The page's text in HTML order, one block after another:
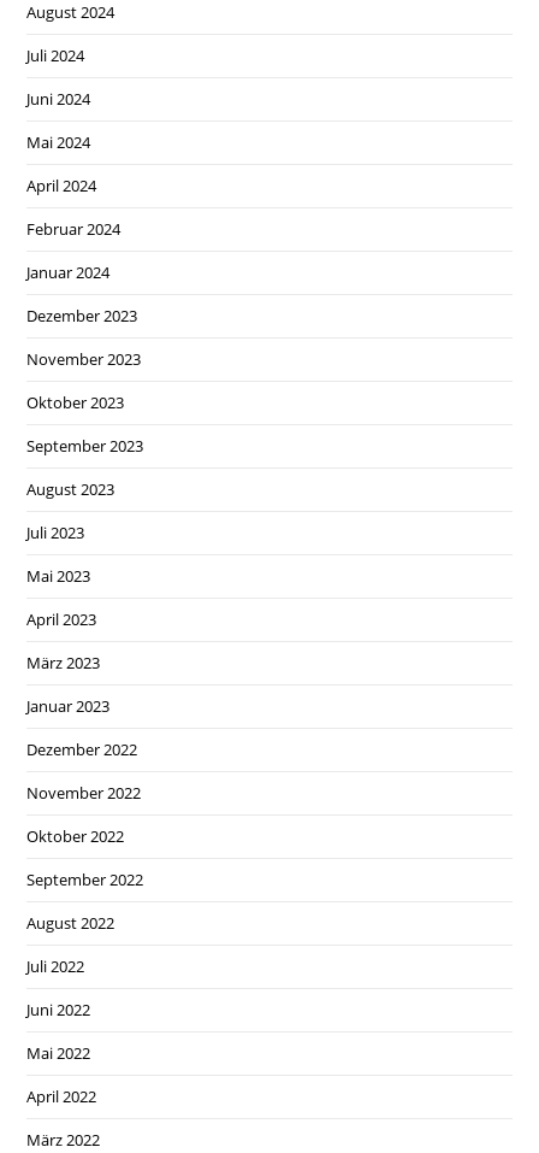
August 2024
Juli 2024
Juni 2024
Mai 2024
April 2024
Februar 2024
Januar 2024
Dezember 2023
November 2023
Oktober 2023
September 2023
August 2023
Juli 2023
Mai 2023
April 2023
März 2023
Januar 2023
Dezember 2022
November 2022
Oktober 2022
September 2022
August 2022
Juli 2022
Juni 2022
Mai 2022
April 2022
März 2022